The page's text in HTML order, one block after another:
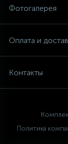
Фотогалерея
Оплата и
Контакты
Политика